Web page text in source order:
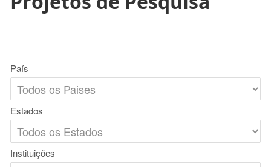
País
Estados
Instituições